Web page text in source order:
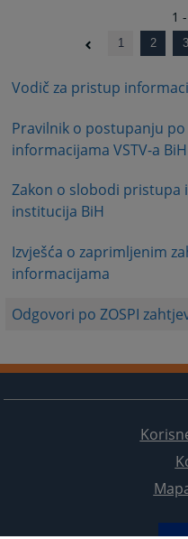
Vodič za pristup
Pravilnik o postupanju
informacijama VSTV-a BiH
Zakon o slobodi pristupa
institucija BiH
Izvješća o zaprimljenim
informacijama
Odgovori po ZOSPI
1
1 2 3